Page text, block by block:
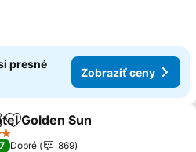
presné
Zobraziť ceny
Pridať do obľúbených
Golden Sun
hviezdičiek
Dobré
869